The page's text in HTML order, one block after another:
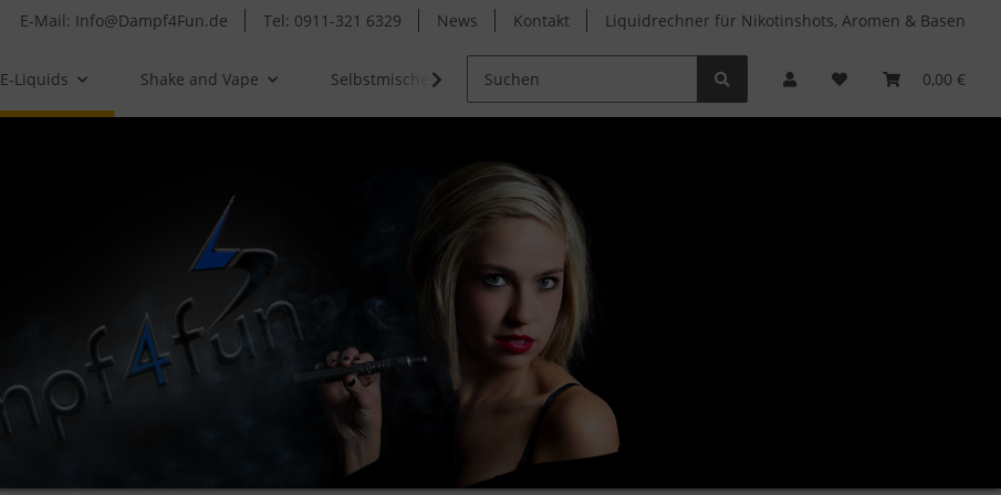
E-Mail: Info@Dampf4Fun.de Tel: 0911-321 6329 News Kontakt Liquidrechner für Nikotinshots, Aromen & Basen
0,00 €
E-Liquids Shake and Vape Selbstmischer Clearomizer Verdampferköpfe Zubehör